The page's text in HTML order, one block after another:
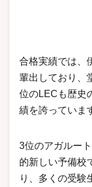
合格実績では、
輩出しており、
位のLECも歴史
績を誇っていま
3位のアガルー
的新しい予備校
り、多くの受験